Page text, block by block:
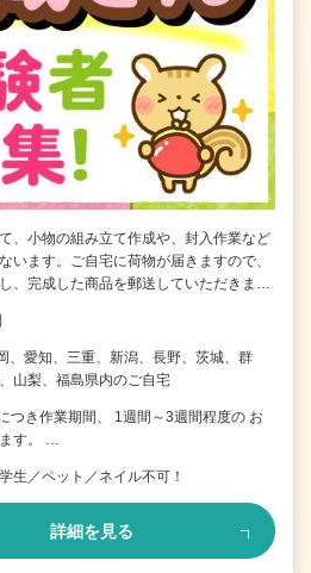
、小物の組み立て作成や、封入作業など
います。ご自宅に荷物が届きますので、
、完成した商品を郵送していただきま…
、愛知、三重、新潟、長野、茨城、群
山梨、福島県内のご自宅
つき作業期間、 1週間～3週間程度の お
す。 …
生／ペット／ネイル不可！
詳細を見る